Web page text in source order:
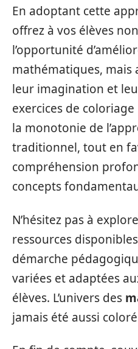
En adoptant cette
offrez à vos élèves
l’opportunité
mathématiques, mais
leur imagination et
exercices de
la monotonie de
traditionnel, tout en
compréhension
concepts
N’hésitez pas à
ressources
démarche
variées et adaptées
élèves. L’univers des
jamais été aussi